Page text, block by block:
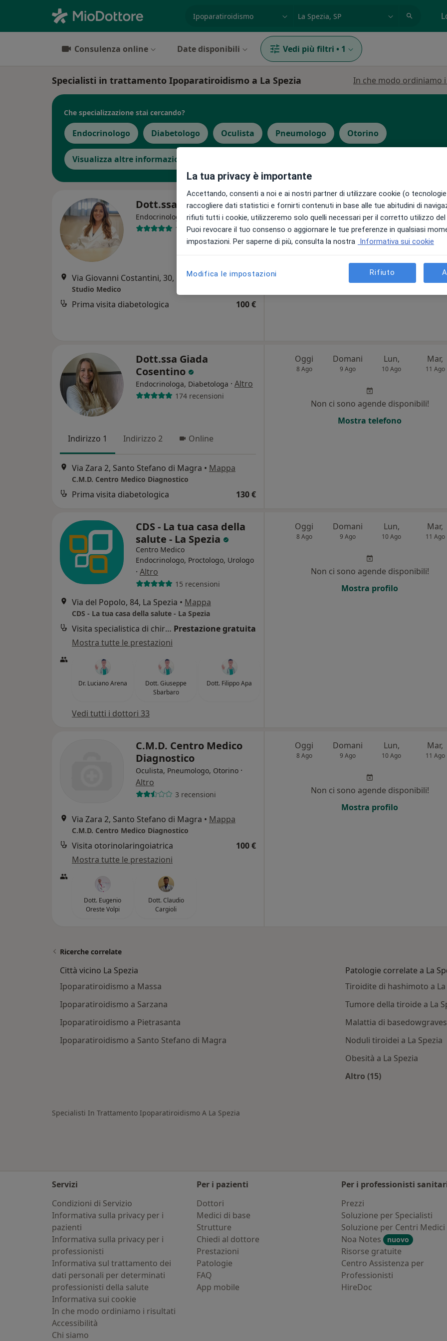
Consulenza online Date disponibili Vedi più filtri • 1
Specialisti in trattamento Ipoparatiroidismo a La Spezia In che modo ordiniamo
Che specializzazione stai cercando?
Endocrinologo Diabetologo Oculista Pneumologo Otorino
Visualizza altre informazioni
Dott.ssa Elisa Minaldi
Endocrinologa, Diabetologa·Altro
136 recensioni
Via Giovanni Costantini, 30, La Spezia• Mappa
Studio Medico
Prima visita diabetologica 100 €
Oggi
8 Ago
Domani
9 Ago
Lun,
10 Ago
Mar,
11 Ago
Chiedi di attivare le prenotazioni
Dott.ssa Giada
Cosentino
Endocrinologa, Diabetologa · Altro
174 recensioni
Indirizzo 1 Indirizzo 2 Online
Via Zara 2, Santo Stefano di Magra • Mappa
C.M.D. Centro Medico Diagnostico
Prima visita diabetologica 130 €
Oggi
8 Ago
Domani
9 Ago
Lun,
10 Ago
Mar,
11 Ago
Non ci sono agende disponibili!
Mostra telefono
CDS - La tua casa della
salute - La Spezia
Centro Medico
Endocrinologo, Proctologo, Urologo
· Altro
15 recensioni
Via del Popolo, 84, La Spezia • Mappa
CDS - La tua casa della salute - La Spezia
Visita specialistica di chirurgia vascolare Prestazione gratuita
Mostra tutte le prestazioni
Dr. Luciano Arena
Dott. Giuseppe
Sbarbaro
Dott. Filippo Apa
Vedi tutti i dottori 33
Oggi
8 Ago
Domani
9 Ago
Lun,
10 Ago
Mar,
11 Ago
Non ci sono agende disponibili!
Mostra profilo
C.M.D. Centro Medico
Diagnostico
Oculista, Pneumologo, Otorino ·
Altro
3 recensioni
Via Zara 2, Santo Stefano di Magra • Mappa
C.M.D. Centro Medico Diagnostico
Visita otorinolaringoiatrica
100 €
Mostra tutte le prestazioni
Dott. Eugenio
Oreste Volpi
Dott. Claudio
Cargioli
Oggi
8 Ago
Domani
9 Ago
Lun,
10 Ago
Mar,
11 Ago
Non ci sono agende disponibili!
Mostra profilo
Ricerche correlate
Città vicino La Spezia
Ipoparatiroidismo a Massa
Ipoparatiroidismo a Sarzana
Ipoparatiroidismo a Pietrasanta
Ipoparatiroidismo a Santo Stefano di Magra
Patologie correlate a La
Tiroidite di hashimoto a La
Tumore della tiroide a La
Malattia di basedowgraves
Noduli tiroidei a La Spezia
Obesità a La Spezia
Altro (15)
Specialisti In Trattamento Ipoparatiroidismo A La Spezia
Servizi
Condizioni di Servizio
Informativa sulla privacy per i
pazienti
Informativa sulla privacy per i
professionisti
Informativa sul trattamento dei
dati personali per determinati
professionisti della salute
Informativa sui cookie
In che modo ordiniamo i risultati
Accessibilità
Chi siamo
Per i pazienti
Dottori
Medici di base
Strutture
Chiedi al dottore
Prestazioni
Patologie
FAQ
App mobile
Per i professionisti
Prezzi
Soluzione per Specialisti
Soluzione per Centri Medici
Noa Notes
nuovo
Risorse gratuite
Centro Assistenza per
Professionisti
HireDoc
La tua privacy è importante
Accettando, consenti a noi e ai nostri partner di utilizzare cookie (o
raccogliere dati statistici e fornirti contenuti in base alle tue abitudini di
rifiuti tutti i cookie, utilizzeremo solo quelli necessari per il corretto utilizzo
Puoi revocare il tuo consenso o aggiornare le tue preferenze in qualsiasi
impostazioni. Per saperne di più, consulta la nostra Informativa sui cookie
Modifica le impostazioni Rifiuto